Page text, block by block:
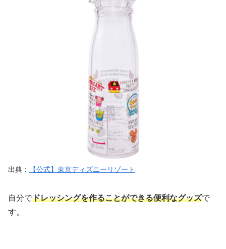
出典： 【公式】東京ディズニーリゾート
自分でドレッシングを作ることができる便利なグッズで
す。